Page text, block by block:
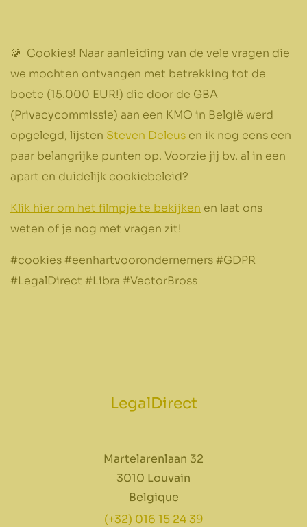
🍪 Cookies! Naar aanleiding van de vele vragen die
we mochten ontvangen met betrekking tot de
boete (15.000 EUR!) die door de GBA
(Privacycommissie) aan een KMO in België werd
opgelegd, lijsten Steven Deleus en ik nog eens een
paar belangrijke punten op. Voorzie jij bv. al in een
apart en duidelijk cookiebeleid?
Klik hier om het filmpje te bekijken en laat ons
weten of je nog met vragen zit!
#cookies #eenhartvoorondernemers #GDPR
#LegalDirect #Libra #VectorBross
LegalDirect
Martelarenlaan 32
3010 Louvain
Belgique
(+32) 016 15 24 39